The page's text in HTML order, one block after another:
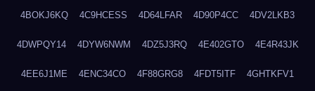
4BOKJ6KQ 4C9HCESS 4D64LFAR 4D90P4CC 4DV2LKB3
4DWPQY14 4DYW6NWM 4DZ5J3RQ 4E402GTO 4E4R43JK
4EE6J1ME 4ENC34CO 4F88GRG8 4FDT5ITF 4GHTKFV1